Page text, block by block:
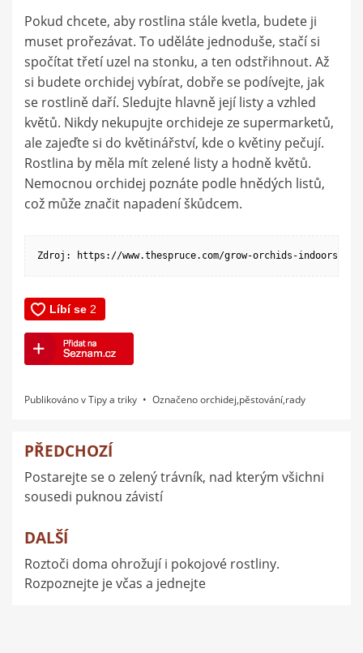
Pokud chcete, aby rostlina stále kvetla, budete ji
muset prořezávat. To uděláte jednoduše, stačí si
spočítat třetí uzel na stonku, a ten odstřihnout. Až
si budete orchidej vybírat, dobře se podívejte, jak
se rostlině daří. Sledujte hlavně její listy a vzhled
květů. Nikdy nekupujte orchideje ze supermarketů,
ale zajeďte si do květinářství, kde o květiny pečují.
Rostlina by měla mít zelené listy a hodně květů.
Nemocnou orchidej poznáte podle hnědých listů,
což může značit napadení škůdcem.
Zdroj: https://www.thespruce.com/grow-orchids-indoors-
Publikováno vTipy a triky Označenoorchidej,pěstování,rady
Navigace
pro
příspěvek
PŘEDCHOZÍ
Postarejte se o zelený trávník, nad kterým všichni
sousedi puknou závistí
DALŠÍ
Roztoči doma ohrožují i pokojové rostliny.
Rozpoznejte je včas a jednejte